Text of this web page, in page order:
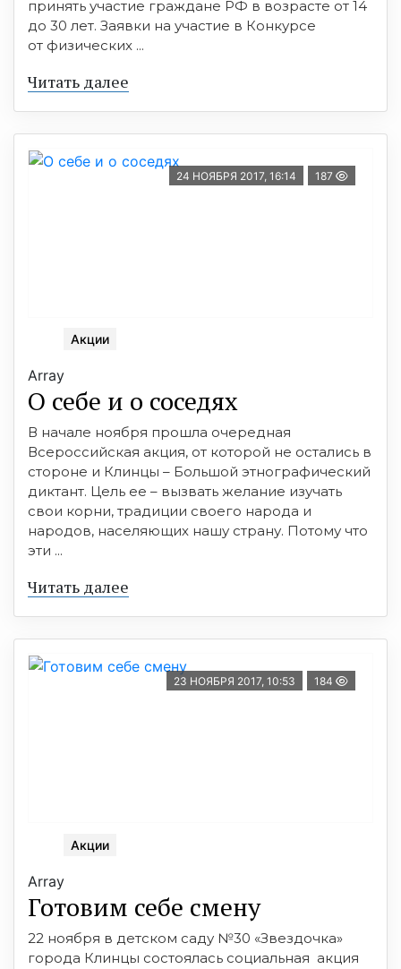
принять участие граждане РФ в возрасте от 14
до 30 лет. Заявки на участие в Конкурсе
от физических ...
Читать далее
24 НОЯБРЯ 2017, 16:14 187
Акции
Array
О себе и о соседях
В начале ноября прошла очередная
Всероссийская акция, от которой не остались в
стороне и Клинцы – Большой этнографический
диктант. Цель ее – вызвать желание изучать
свои корни, традиции своего народа и
народов, населяющих нашу страну. Потому что
эти ...
Читать далее
23 НОЯБРЯ 2017, 10:53 184
Акции
Array
Готовим себе смену
22 ноября в детском саду №30 «Звездочка»
города Клинцы состоялась социальная акция